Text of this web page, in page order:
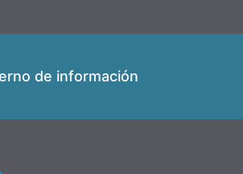
de información